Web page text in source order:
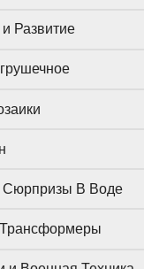
Развитие
Сюрпризы В Воде